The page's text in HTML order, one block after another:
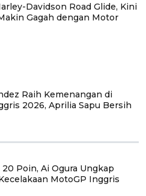
Davidson Road Glide, Kini
Gagah dengan Motor
Raih Kemenangan di
2026, Aprilia Sapu Bersih
Poin, Ai Ogura Ungkap
MotoGP Inggris